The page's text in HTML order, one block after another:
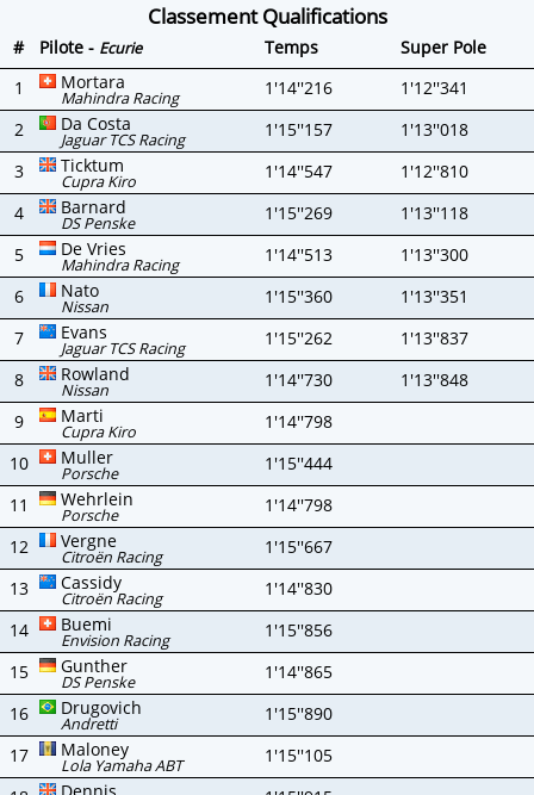
Classement Qualifications
# Pilote - Ecurie Temps
Super Pole
1
Mortara
Mahindra Racing 1'14''216
1'12''341
2
Da Costa
Jaguar TCS Racing 1'15''157
1'13''018
3
Ticktum
Cupra Kiro 1'14''547
1'12''810
4
Barnard
DS Penske 1'15''269
1'13''118
5
De Vries
Mahindra Racing 1'14''513
1'13''300
6
Nato
Nissan 1'15''360
1'13''351
7
Evans
Jaguar TCS Racing 1'15''262
1'13''837
8
Rowland
Nissan 1'14''730
1'13''848
9
Marti
Cupra Kiro
1'14''798
10
Muller
Porsche
1'15''444
11
Wehrlein
Porsche
1'14''798
12
Vergne
Citroën Racing
1'15''667
13
Cassidy
Citroën Racing
1'14''830
14
Buemi
Envision Racing
1'15''856
15
Gunther
DS Penske
1'14''865
16
Drugovich
Andretti
1'15''890
17
Maloney
Lola Yamaha ABT
1'15''105
Dennis